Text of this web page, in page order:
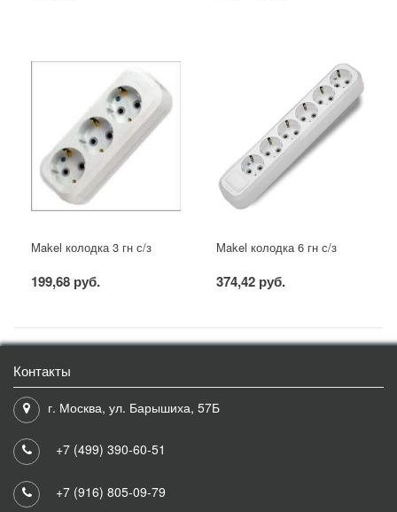
Makel колодка 3 гн с/з
199,68 руб.
Makel колодка 6 гн с/з
374,42 руб.
Контакты
г. Москва, ул. Барышиха, 57Б
+7 (499) 390-60-51
+7 (916) 805-09-79